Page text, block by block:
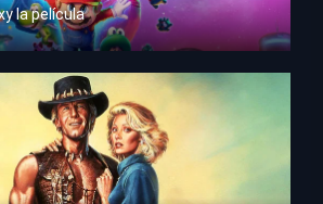
la película